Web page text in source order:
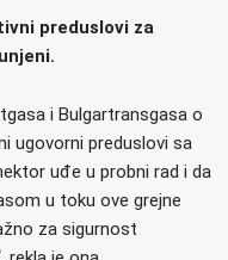
preduslovi za
i Bulgartransgasa o
ugovorni preduslovi sa
uđe u probni rad i da
u toku ove grejne
za sigurnost